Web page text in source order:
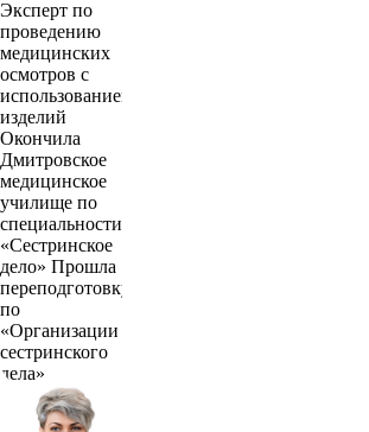
Эксперт по
проведению
медицинских
осмотров с
использованиеммедицинских
изделий
Окончила
Дмитровское
медицинское
училище по
специальности
«Сестринское
дело» Прошла
переподготовку
по
«Организации
сестринского
дела»